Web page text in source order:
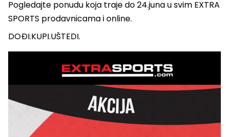
Pogledajte ponudu koja traje do 24.juna u svim EXTRA
SPORTS prodavnicama i online.
DOĐI.KUPI.UŠTEDI.